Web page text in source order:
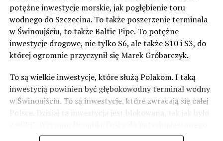
potężne inwestycje morskie, jak pogłębienie toru
wodnego do Szczecina. To także poszerzenie terminala
w Świnoujściu, to także Baltic Pipe. To potężne
inwestycje drogowe, nie tylko S6, ale także S10 i S3, do
której ogromnie przyczynił się Marek Gróbarczyk.
To są wielkie inwestycje, które służą Polakom. I taką
inwestycją powinien być głębokowodny terminal wodny
w Świnoujściu. To są inwestycje, które zwracają się całej
Polsce. Dzisiaj ta inwestycja jest blokowana, tak jak było
odblokowania CPK.